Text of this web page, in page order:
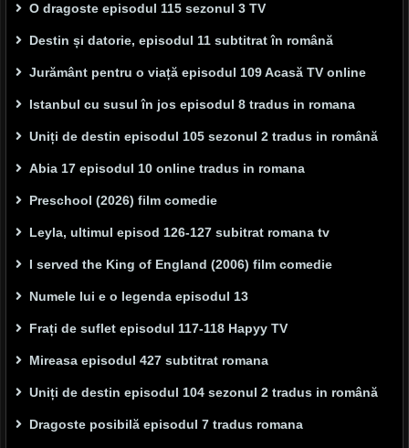
O dragoste episodul 115 sezonul 3 TV
Destin și datorie, episodul 11 subtitrat în română
Jurământ pentru o viață episodul 109 Acasă TV online
Istanbul cu susul în jos episodul 8 tradus in romana
Uniți de destin episodul 105 sezonul 2 tradus in română
Abia 17 episodul 10 online tradus in romana
Preschool (2026) film comedie
Leyla, ultimul episod 126-127 subitrat romana tv
I served the King of England (2006) film comedie
Numele lui e o legenda episodul 13
Frați de suflet episodul 117-118 Hapyy TV
Mireasa episodul 427 subtitrat romana
Uniți de destin episodul 104 sezonul 2 tradus in română
Dragoste posibilă episodul 7 tradus romana